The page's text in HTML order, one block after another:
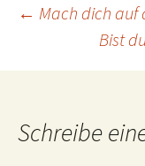
← Mach dich auf
Bist
Schreibe